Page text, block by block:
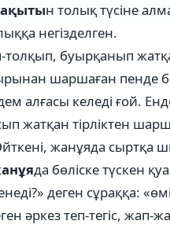
н толық түсіне
негізделген.
буырқанып
шаршаған пенде
келеді ғой.
жатқан тірліктен
жанұяда
да бөліске түскен
деген сұраққа:
әркез теп-тегіс,